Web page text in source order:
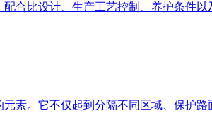
合比设计、生产工艺控制、养护条件
素。它不仅起到分隔不同区域、保护